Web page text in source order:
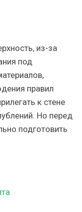
из-за
под
правил
к стене
Но перед
подготовить